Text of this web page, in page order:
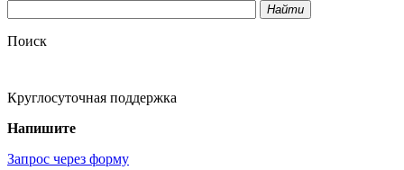
Найти
Поиск
Круглосуточная поддержка
Напишите
Запрос через форму